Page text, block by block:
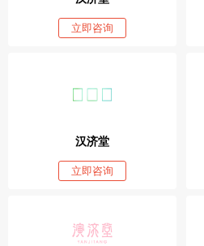
立即咨询
汉济堂
立即咨询